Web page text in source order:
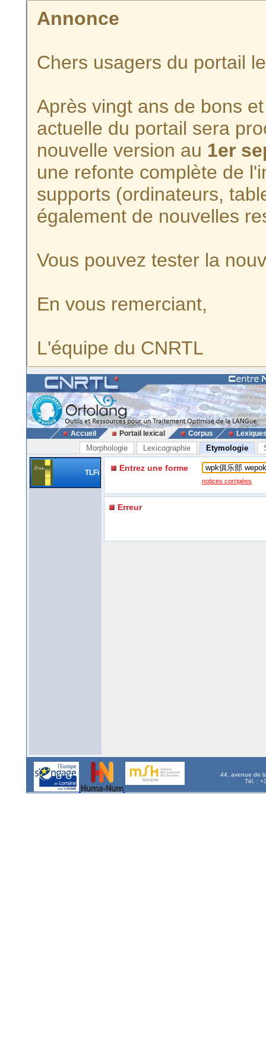
Annonce
Chers usagers du portail
Après vingt ans de bons
actuelle du portail sera
nouvelle version au 1er
une refonte complète de
supports (ordinateurs,
également de nouvelles
Vous pouvez tester la
En vous remerciant,
L'équipe du CNRTL
Accueil Portail lexical Corpus
Morphologie Lexicographie Etymologie
TLFi Entrez une forme
notices corrigées
Erreur
44, avenue de
Tél. :